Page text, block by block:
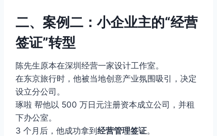
二、案例二：小企业主的“经营
签证”转型
陈先生原本在深圳经营一家设计工作室。
在东京旅行时，他被当地创意产业氛围吸引，决定
设立分公司。
琢啦 帮他以 500 万日元注册资本成立公司，并租
下办公室。
3 个月后，他成功拿到经营管理签证。